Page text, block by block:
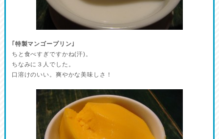
｢特製マンゴープリン｣
ちと食べすぎですかね(汗)。
ちなみに３人でした。
口溶けのいい。爽やかな美味しさ！